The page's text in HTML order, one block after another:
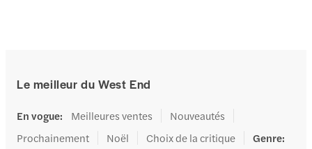
Le meilleur du West End
En vogue: Meilleures ventes
Nouveautés
Prochainement
Noël Choix de la critique Genre: